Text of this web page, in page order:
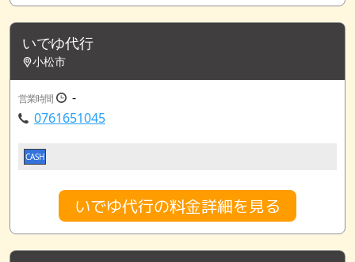
いでゆ代行
小松市
営業時間
-
0761651045
CASH
いでゆ代行の料金詳細を見る